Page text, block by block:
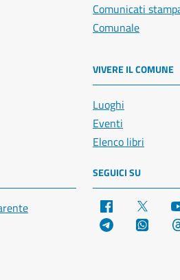
Comunicati
Comunale
VIVERE IL COMUNE
Luoghi
Eventi
Elenco libri
SEGUICI SU
Facebook
Telegram